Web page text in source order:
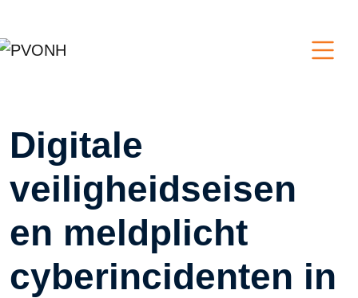
Digitale
veiligheidseisen
en meldplicht
cyberincidenten in